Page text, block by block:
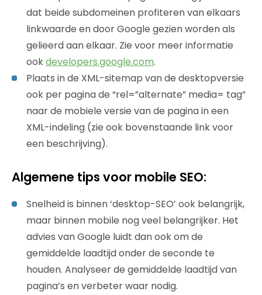
dat beide subdomeinen profiteren van elkaars
linkwaarde en door Google gezien worden als
gelieerd aan elkaar. Zie voor meer informatie
ookdevelopers.google.com.
Plaats in de XML-sitemap van de desktopversie
ook per pagina de “rel=”alternate” media= tag”
naar de mobiele versie van de pagina in een
XML-indeling (zie ook bovenstaande link voor
een beschrijving).
Algemene tips voor mobile SEO:
Snelheid is binnen ‘desktop-SEO’ ook belangrijk,
maar binnen mobile nog veel belangrijker. Het
advies van Google luidt dan ook om de
gemiddelde laadtijd onder de seconde te
houden. Analyseer de gemiddelde laadtijd van
pagina’s en verbeter waar nodig.